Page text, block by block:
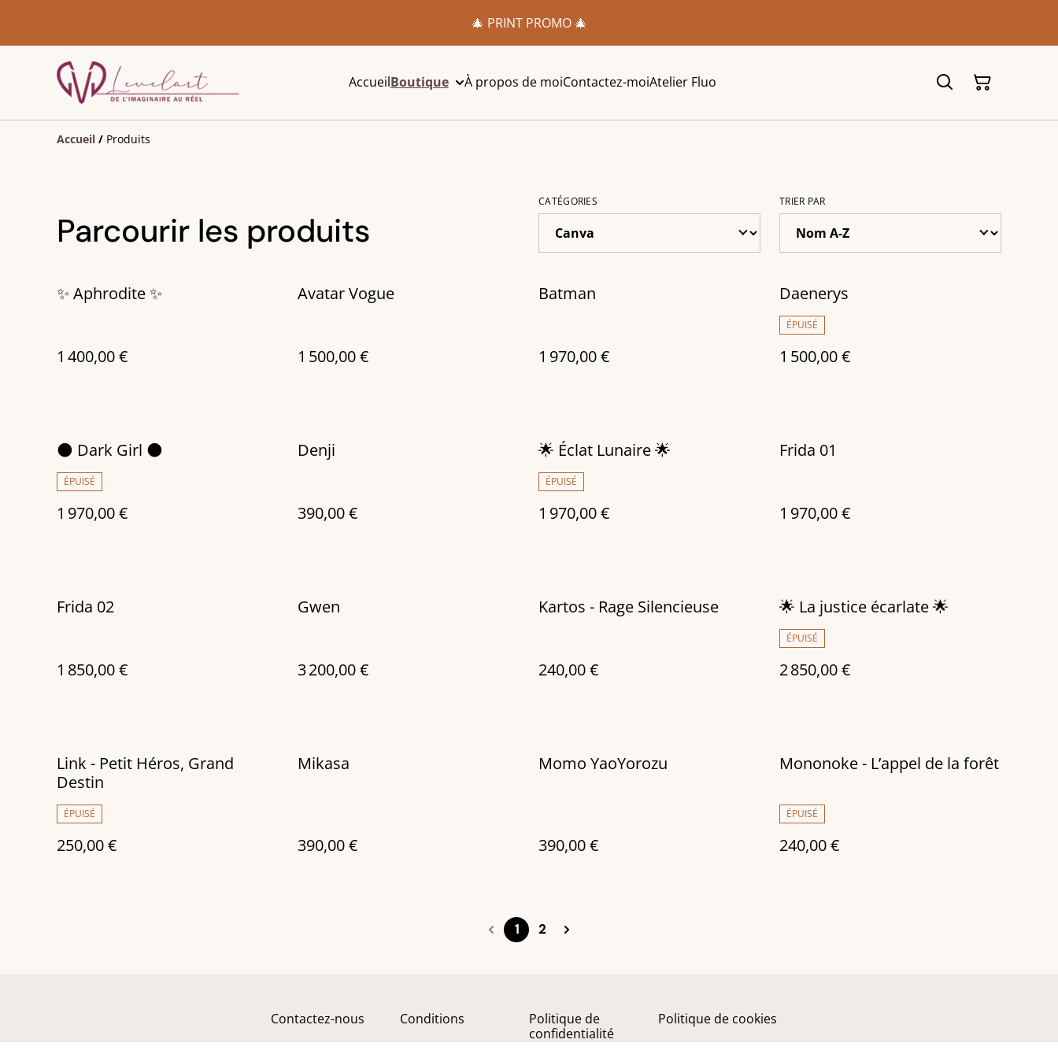
🎄 PRINT PROMO 🎄
AccueilBoutique À propos de moiContactez-moiAtelier Fluo
Accueil / Produits
Parcourir les produits
CATÉGORIES TRIER PAR
✨ Aphrodite ✨
1 400,00 €
Avatar Vogue
1 500,00 €
Batman
1 970,00 €
Daenerys
ÉPUISÉ
1 500,00 €
🌑 Dark Girl 🌑
ÉPUISÉ
1 970,00 €
Denji
390,00 €
🌟 Éclat Lunaire 🌟
ÉPUISÉ
1 970,00 €
Frida 01
1 970,00 €
Frida 02
1 850,00 €
Gwen
3 200,00 €
Kartos - Rage Silencieuse
240,00 €
🌟 La justice écarlate 🌟
ÉPUISÉ
2 850,00 €
Link - Petit Héros, Grand
Destin
ÉPUISÉ
250,00 €
Mikasa
390,00 €
Momo YaoYorozu
390,00 €
Mononoke - L’appel de la forêt
ÉPUISÉ
240,00 €
1 2
Contactez-nous Conditions
Politique de
confidentialité
Politique de cookies